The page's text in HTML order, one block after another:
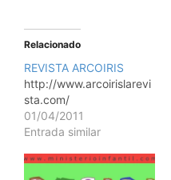
Relacionado
REVISTA ARCOIRIS
http://www.arcoirislarevi
sta.com/
01/04/2011
Entrada similar